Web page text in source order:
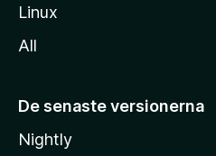
Linux
All
De senaste versionerna
Nightly